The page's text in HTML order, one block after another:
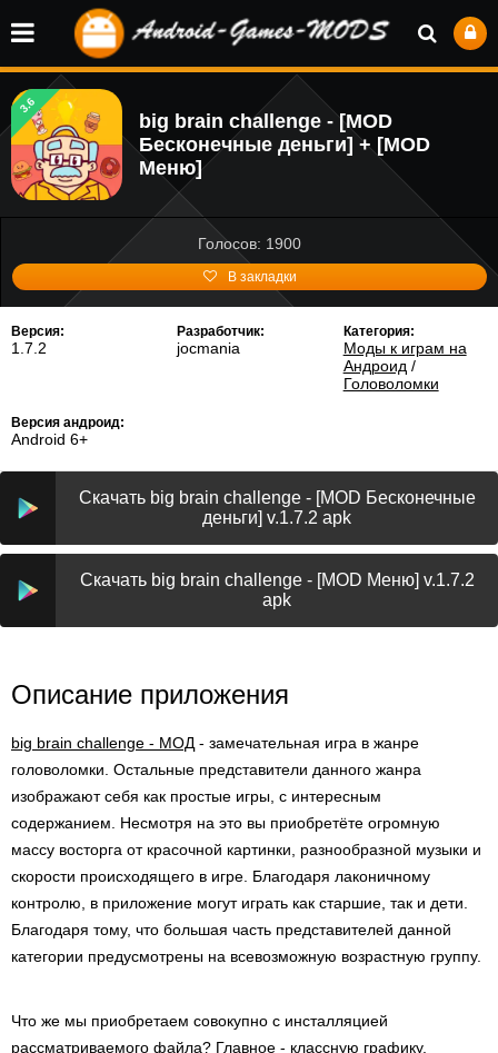
3.6
big brain challenge - [MOD
Бесконечные деньги] + [MOD
Меню]
Голосов: 1900
В закладки
Версия:
1.7.2
Разработчик:
jocmania
Категория:
Моды к играм на
Андроид /
Головоломки
Версия андроид:
Android 6+
Скачать big brain challenge - [MOD Бесконечные
деньги] v.1.7.2 apk
Скачать big brain challenge - [MOD Меню] v.1.7.2
apk
Описание приложения
big brain challenge - МОД - замечательная игра в жанре
головоломки. Остальные представители данного жанра
изображают себя как простые игры, с интересным
содержанием. Несмотря на это вы приобретёте огромную
массу восторга от красочной картинки, разнообразной музыки и
скорости происходящего в игре. Благодаря лаконичному
контролю, в приложение могут играть как старшие, так и дети.
Благодаря тому, что большая часть представителей данной
категории предусмотрены на всевозможную возрастную группу.
Что же мы приобретаем совокупно с инсталляцией
рассматриваемого файла? Главное - классную графику,